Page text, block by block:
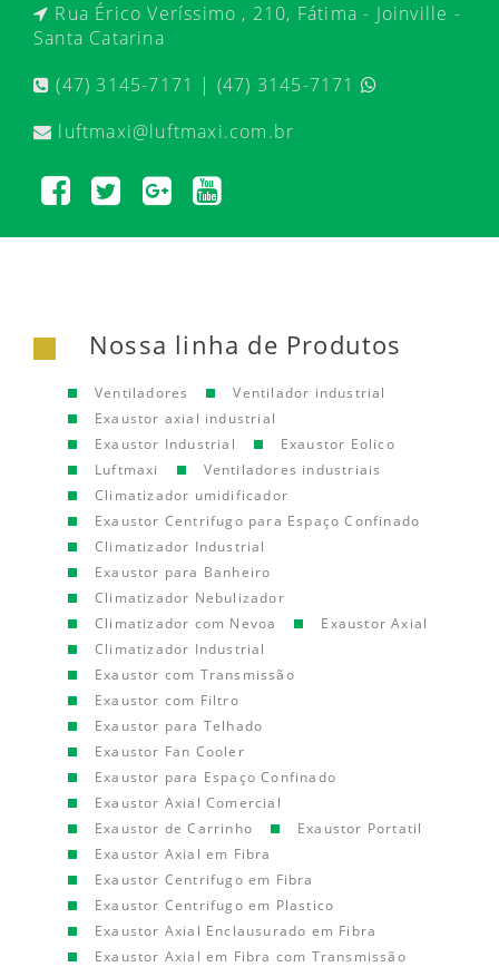
Rua Érico Veríssimo , 210, Fátima - Joinville -
Santa Catarina
(47) 3145-7171 | (47) 3145-7171
luftmaxi@luftmaxi.com.br
Nossa linha de Produtos
Ventiladores
Ventilador industrial
Exaustor axial industrial
Exaustor Industrial
Exaustor Eolico
Luftmaxi
Ventiladores industriais
Climatizador umidificador
Exaustor Centrifugo para Espaço Confinado
Climatizador Industrial
Exaustor para Banheiro
Climatizador Nebulizador
Climatizador com Nevoa
Exaustor Axial
Climatizador Industrial
Exaustor com Transmissão
Exaustor com Filtro
Exaustor para Telhado
Exaustor Fan Cooler
Exaustor para Espaço Confinado
Exaustor Axial Comercial
Exaustor de Carrinho
Exaustor Portatil
Exaustor Axial em Fibra
Exaustor Centrifugo em Fibra
Exaustor Centrifugo em Plastico
Exaustor Axial Enclausurado em Fibra
Exaustor Axial em Fibra com Transmissão